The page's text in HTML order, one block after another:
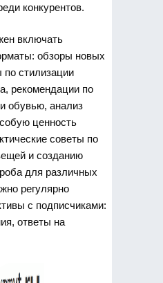
конкурентов.
включать
обзоры новых
по стилизации
рекомендации по
обувью, анализ
ценность
советы по
и созданию
для различных
регулярно
с подписчиками:
ответы на